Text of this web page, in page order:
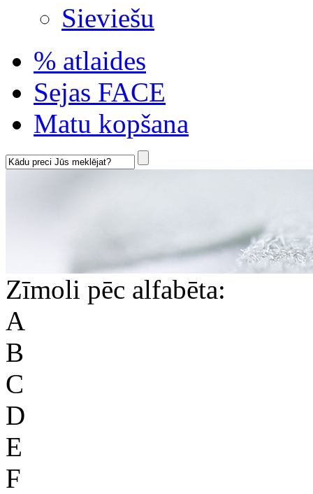
Sieviešu
% atlaides
Sejas FACE
Matu kopšana
Zīmoli pēc alfabēta:
A
B
C
D
E
F